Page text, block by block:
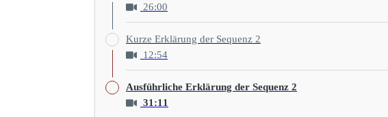
26:00
Kurze Erklärung der Sequenz 2
12:54
Ausführliche Erklärung der Sequenz 2
31:11